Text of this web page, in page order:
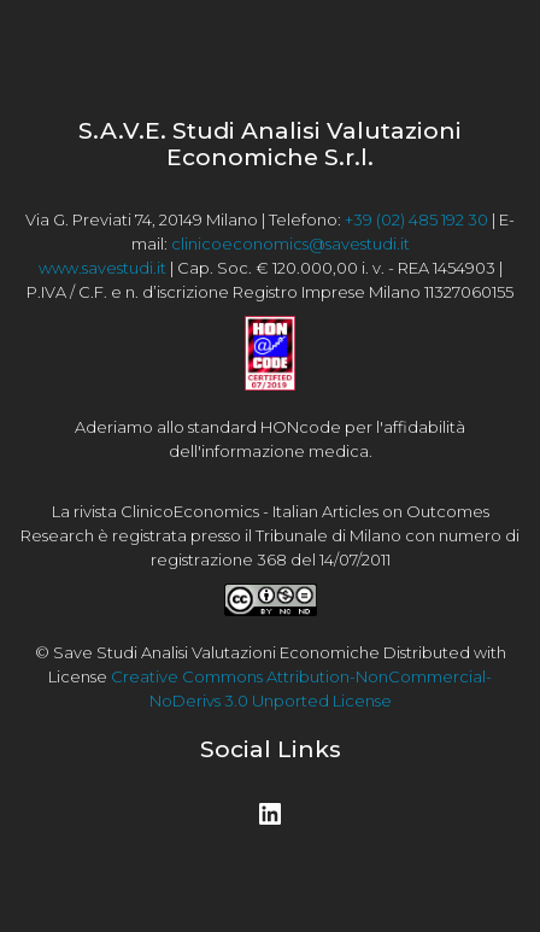
S.A.V.E. Studi Analisi Valutazioni
Economiche S.r.l.
Via G. Previati 74, 20149 Milano | Telefono: +39 (02) 485 192 30 | E-
mail: clinicoeconomics@savestudi.it
www.savestudi.it | Cap. Soc. € 120.000,00 i. v. - REA 1454903 |
P.IVA / C.F. e n. d’iscrizione Registro Imprese Milano 11327060155
Aderiamo allo standard HONcode per l'affidabilità
dell'informazione medica.
La rivista ClinicoEconomics - Italian Articles on Outcomes
Research è registrata presso il Tribunale di Milano con numero di
registrazione 368 del 14/07/2011
© Save Studi Analisi Valutazioni Economiche Distributed with
License Creative Commons Attribution-NonCommercial-
NoDerivs 3.0 Unported License
Social Links
LinkedIn